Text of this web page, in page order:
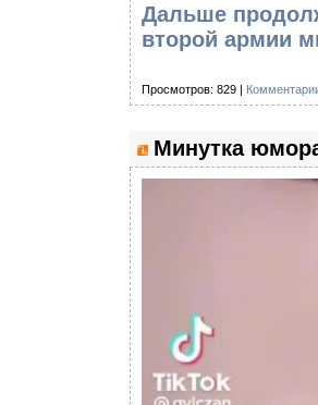
Дальше
второй армии
Просмотров: 829 |
Минутка